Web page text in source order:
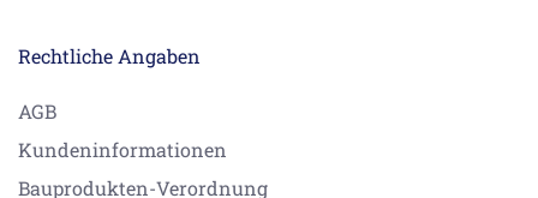
Rechtliche Angaben
AGB
Kundeninformationen
Bauprodukten-Verordnung